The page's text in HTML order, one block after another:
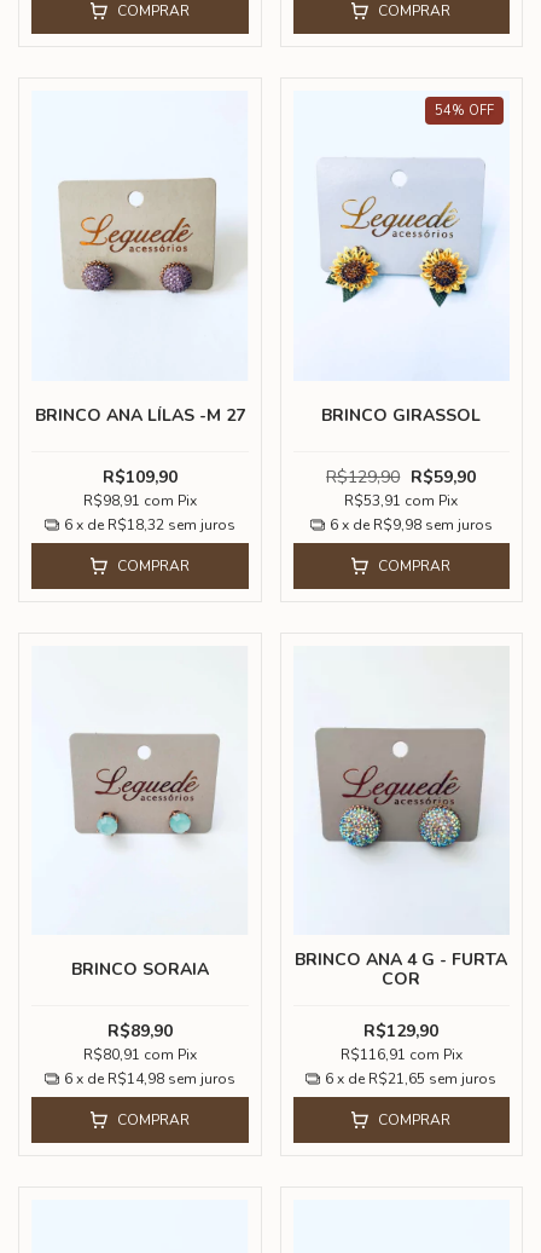
COMPRAR COMPRAR
BRINCO ANA LÍLAS -M 27
R$109,90
R$98,91 com Pix
6 x de R$18,32 sem juros
COMPRAR
54% OFF
BRINCO GIRASSOL
R$129,90 R$59,90
R$53,91 com Pix
6 x de R$9,98 sem juros
COMPRAR
BRINCO SORAIA
R$89,90
R$80,91 com Pix
6 x de R$14,98 sem juros
COMPRAR
BRINCO ANA 4 G - FURTA
COR
R$129,90
R$116,91 com Pix
6 x de R$21,65 sem juros
COMPRAR